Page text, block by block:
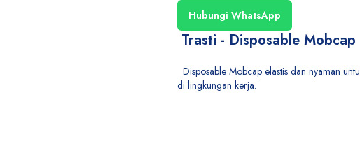
Hubungi WhatsApp
Trasti - Disposable Mobcap
Disposable Mobcap elastis dan nyaman
di lingkungan kerja.